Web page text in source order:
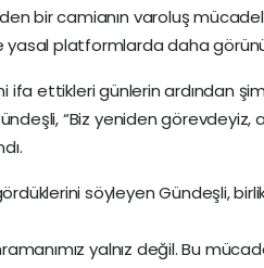
bir camianın varoluş
yasal platformlarda daha
ifa ettikleri günlerin ardından
“Biz yeniden
söyleyen Gündeşli,
yalnız değil. Bu